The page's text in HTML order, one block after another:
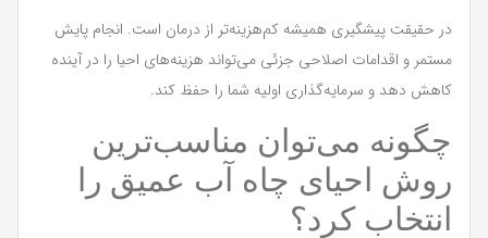
در حقیقت پیشگیری همیشه کم‌هزینه‌تر از درمان است. انجام پایش
مستمر و اقدامات اصلاحی جزئی می‌تواند هزینه‌های احیا را در آینده
کاهش دهد و سرمایه‌گذاری اولیه شما را حفظ کند.
چگونه می‌توان مناسب‌ترین
روش احیای چاه آب عمیق را
انتخاب کرد؟